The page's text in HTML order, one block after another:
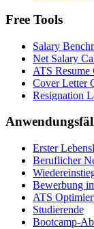
Free Tools
Salary
Net Salary
ATS Resume
Cover Letter
Resignation
Erster
Beruflicher
Bewerbung
ATS
Studierende
Bootcamp-